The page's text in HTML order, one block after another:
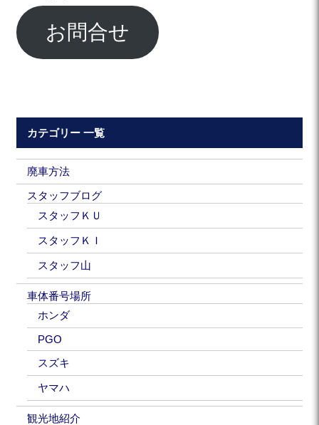
お問合せ
カテゴリー 一覧
廃車方法
スタッフブログ
スタッフＫＵ
スタッフＫＩ
スタッフ山
車体番号場所
ホンダ
PGO
スズキ
ヤマハ
観光地紹介